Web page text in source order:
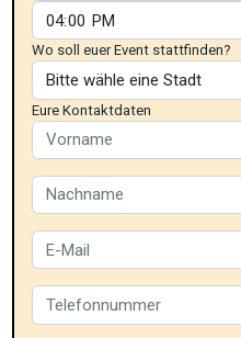
Wo soll euer Event stattfinden?
Eure Kontaktdaten